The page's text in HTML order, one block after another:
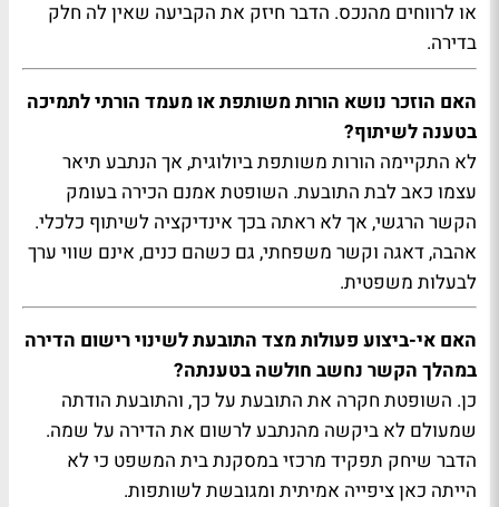
או לרווחים מהנכס. הדבר חיזק את הקביעה שאין לה חלק
בדירה.
האם הוזכר נושא הורות משותפת או מעמד הורתי לתמיכה
בטענה לשיתוף?
לא התקיימה הורות משותפת ביולוגית, אך הנתבע תיאר
עצמו כאב לבת התובעת. השופטת אמנם הכירה בעומק
הקשר הרגשי, אך לא ראתה בכך אינדיקציה לשיתוף כלכלי.
אהבה, דאגה וקשר משפחתי, גם כשהם כנים, אינם שווי ערך
לבעלות משפטית.
האם אי-ביצוע פעולות מצד התובעת לשינוי רישום הדירה
במהלך הקשר נחשב חולשה בטענתה?
כן. השופטת חקרה את התובעת על כך, והתובעת הודתה
שמעולם לא ביקשה מהנתבע לרשום את הדירה על שמה.
הדבר שיחק תפקיד מרכזי במסקנת בית המשפט כי לא
הייתה כאן ציפייה אמיתית ומגובשת לשותפות.